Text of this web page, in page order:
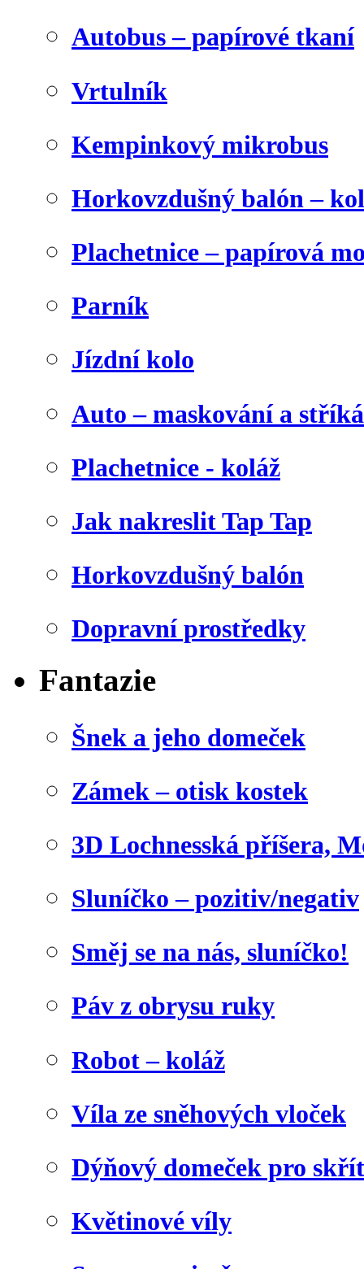
Autobus – papírové tkaní
Vrtulník
Kempinkový mikrobus
Horkovzdušný balón –
Plachetnice – papírová
Parník
Jízdní kolo
Auto – maskování a
Plachetnice - koláž
Jak nakreslit Tap Tap
Horkovzdušný balón
Dopravní prostředky
Fantazie
Šnek a jeho domeček
Zámek – otisk kostek
3D Lochnesská příšera,
Sluníčko – pozitiv/negativ
Směj se na nás, sluníčko!
Páv z obrysu ruky
Robot – koláž
Víla ze sněhových vloček
Dýňový domeček pro
Květinové víly